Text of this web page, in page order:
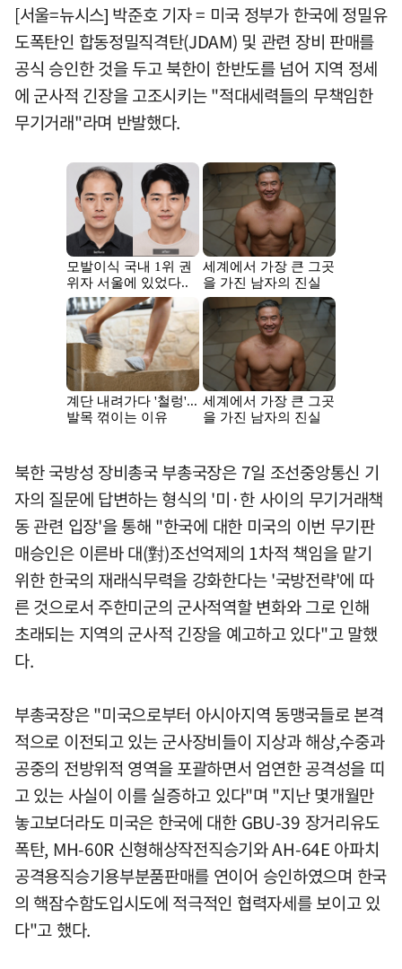
[서울=뉴시스] 박준호 기자 = 미국 정부가 한국에 정밀유
도폭탄인 합동정밀직격탄(JDAM) 및 관련 장비 판매를
공식 승인한 것을 두고 북한이 한반도를 넘어 지역 정세
에 군사적 긴장을 고조시키는 "적대세력들의 무책임한
무기거래"라며 반발했다.
북한 국방성 장비총국 부총국장은 7일 조선중앙통신 기
자의 질문에 답변하는 형식의 '미·한 사이의 무기거래책
동 관련 입장'을 통해 "한국에 대한 미국의 이번 무기판
매승인은 이른바 대(對)조선억제의 1차적 책임을 맡기
위한 한국의 재래식무력을 강화한다는 '국방전략'에 따
른 것으로서 주한미군의 군사적역할 변화와 그로 인해
초래되는 지역의 군사적 긴장을 예고하고 있다"고 말했
다.
부총국장은 "미국으로부터 아시아지역 동맹국들로 본격
적으로 이전되고 있는 군사장비들이 지상과 해상,수중과
공중의 전방위적 영역을 포괄하면서 엄연한 공격성을 띠
고 있는 사실이 이를 실증하고 있다"며 "지난 몇개월만
놓고보더라도 미국은 한국에 대한 GBU-39 장거리유도
폭탄, MH-60R 신형해상작전직승기와 AH-64E 아파치
공격용직승기용부분품판매를 연이어 승인하였으며 한국
의 핵잠수함도입시도에 적극적인 협력자세를 보이고 있
다"고 했다.